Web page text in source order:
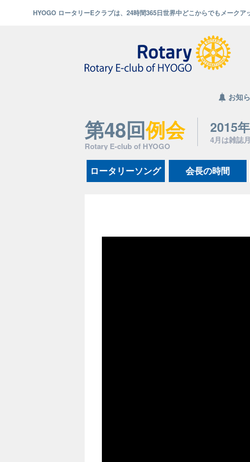
HYOGO ロータリーEクラブは、24時間365日世界中どこからでもメークア
お知
第48回例会
Rotary E-club of HYOGO
2015
4月は雑誌
ロータリーソング 会長の時間